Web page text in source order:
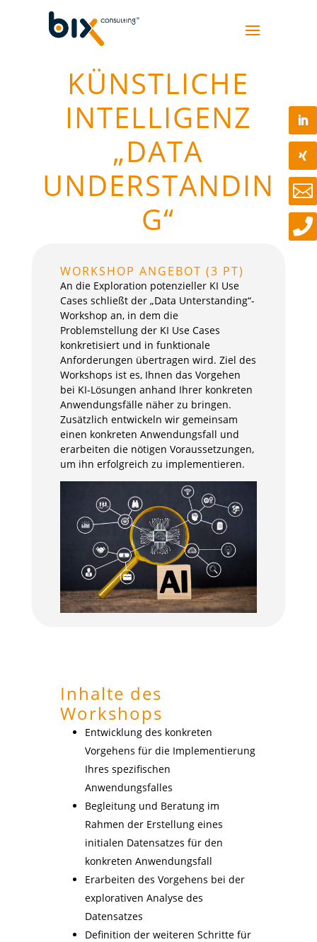
KÜNSTLICHE
INTELLIGENZ
„DATA
UNDERSTANDIN
G“
WORKSHOP ANGEBOT (3 PT)
An die Exploration potenzieller KI Use
Cases schließt der „Data Unterstanding“-
Workshop an, in dem die
Problemstellung der KI Use Cases
konkretisiert und in funktionale
Anforderungen übertragen wird. Ziel des
Workshops ist es, Ihnen das Vorgehen
bei KI-Lösungen anhand Ihrer konkreten
Anwendungsfälle näher zu bringen.
Zusätzlich entwickeln wir gemeinsam
einen konkreten Anwendungsfall und
erarbeiten die nötigen Voraussetzungen,
um ihn erfolgreich zu implementieren.
Inhalte des
Workshops
Entwicklung des konkreten
Vorgehens für die Implementierung
Ihres spezifischen
Anwendungsfalles
Begleitung und Beratung im
Rahmen der Erstellung eines
initialen Datensatzes für den
konkreten Anwendungsfall
Erarbeiten des Vorgehens bei der
explorativen Analyse des
Datensatzes
Definition der weiteren Schritte für

